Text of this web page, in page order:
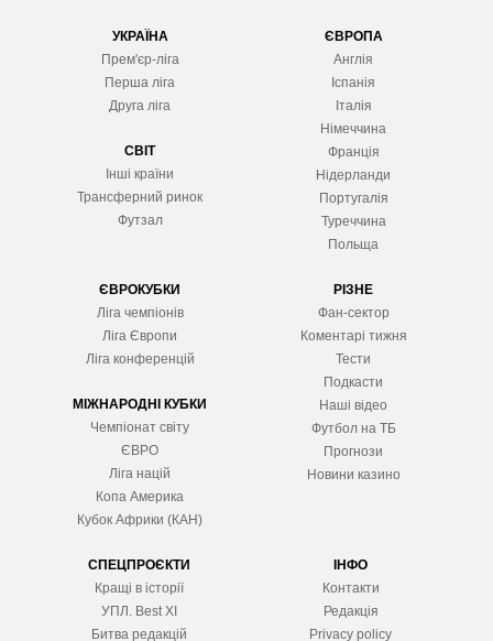
УКРАЇНА
Прем'єр-ліга
Перша ліга
Друга ліга
СВІТ
Інші країни
Трансферний ринок
Футзал
ЄВРОПА
Англія
Іспанія
Італія
Німеччина
Франція
Нідерланди
Португалія
Туреччина
Польща
ЄВРОКУБКИ
Ліга чемпіонів
Ліга Європи
Ліга конференцій
МІЖНАРОДНІ КУБКИ
Чемпіонат світу
ЄВРО
Ліга націй
Копа Америка
Кубок Африки (КАН)
РІЗНЕ
Фан-сектор
Коментарі тижня
Тести
Подкасти
Наші відео
Футбол на ТБ
Прогнози
Новини казино
СПЕЦПРОЄКТИ
Кращі в історії
УПЛ. Best XІ
Битва редакцій
ІНФО
Контакти
Редакція
Privacy policy